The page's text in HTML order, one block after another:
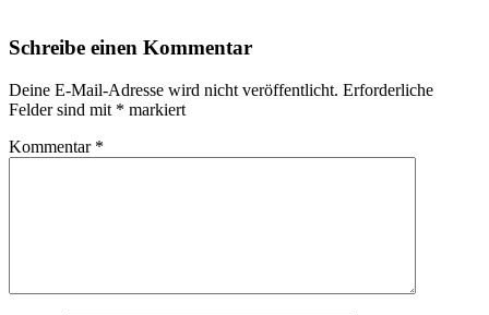
Schreibe einen Kommentar
Deine E-Mail-Adresse wird nicht veröffentlicht. Erforderliche
Felder sind mit * markiert
Kommentar *